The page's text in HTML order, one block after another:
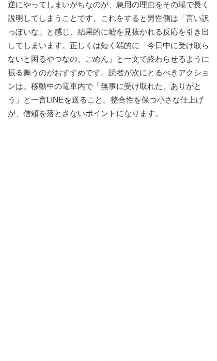
逆にやってしまいがちなのが、急用の理由をその場で長く
説明してしまうことです。これをすると男性側は「言い訳
っぽいな」と感じ、結果的に嘘を見抜かれる反応を引き出
してしまいます。正しくは短く端的に「今日中に受け取ら
ないと困るやつなの、ごめん」と一文で終わらせるように
振る舞うのがおすすめです。読者が次にとるべきアクショ
ンは、移動中の電車内で「無事に受け取れた、ありがと
う」と一言LINEを送ること。整合性を保つ小さな仕上げ
が、信頼を落とさないポイントになります。